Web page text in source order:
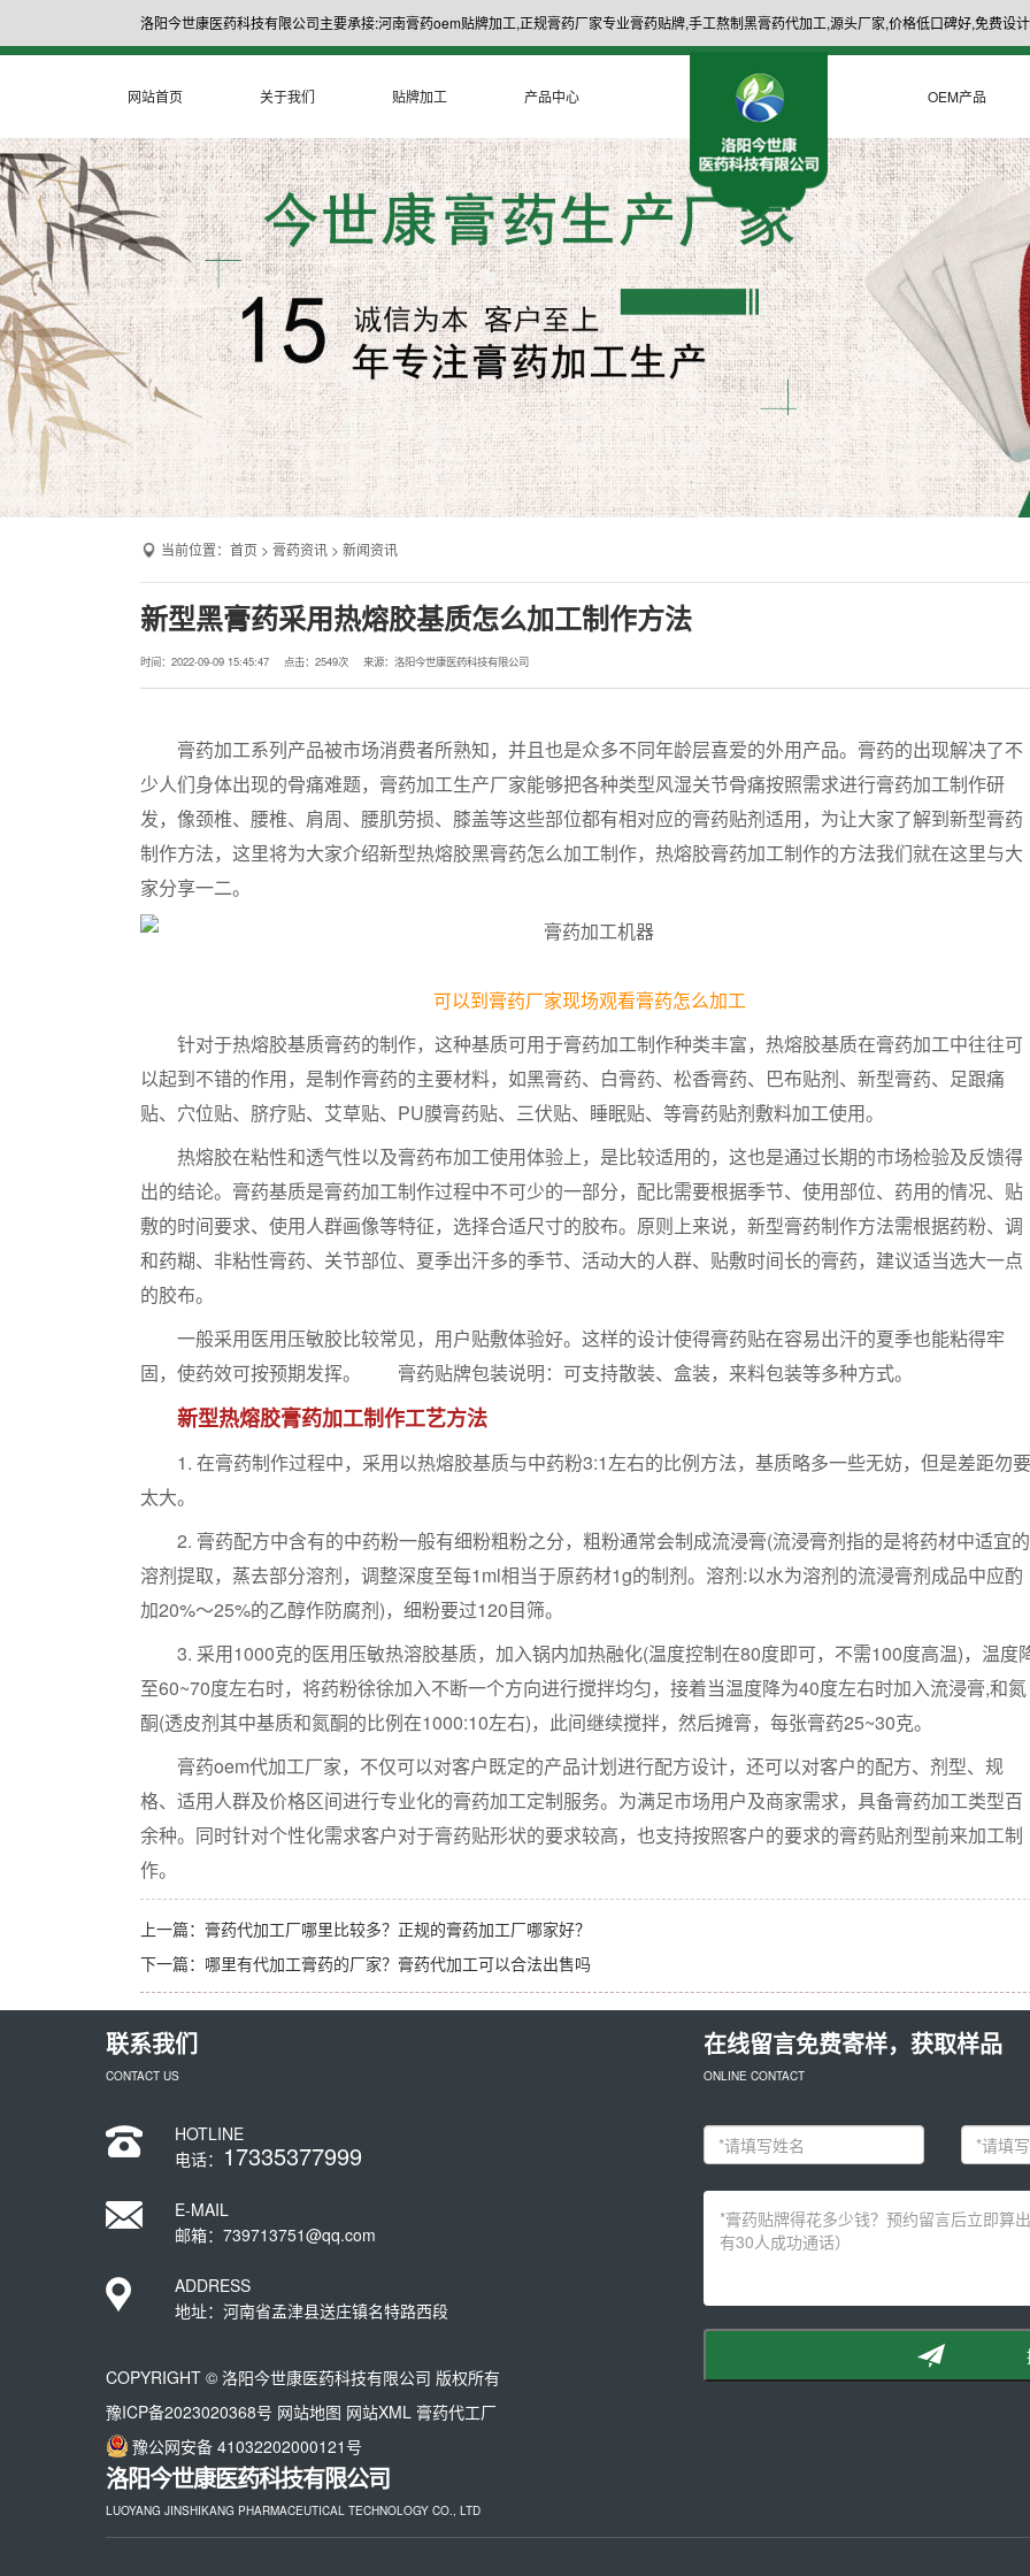
洛阳今世康医药科技有限公司主要承接:河南膏药oem贴牌加工,正规膏药厂家专业膏药贴牌,手工熬制黑膏药代加工,源头厂家,价格低口碑好,免费设
网站首页 关于我们 贴牌加工 产品中心 OEM产品
当前位置： 首页 > 膏药资讯 > 新闻资讯
新型黑膏药采用热熔胶基质怎么加工制作方法
时间：2022-09-09 15:45:47 点击： 2549次 来源：洛阳今世康医药科技有限公司
膏药加工系列产品被市场消费者所熟知，并且也是众多不同年龄层喜爱的外用产品。膏药的出现解决了不
少人们身体出现的骨痛难题，膏药加工生产厂家能够把各种类型风湿关节骨痛按照需求进行膏药加工制作研
发，像颈椎、腰椎、肩周、腰肌劳损、膝盖等这些部位都有相对应的膏药贴剂适用，为让大家了解到新型膏药
制作方法，这里将为大家介绍新型热熔胶黑膏药怎么加工制作，热熔胶膏药加工制作的方法我们就在这里与大
家分享一二。
可以到膏药厂家现场观看膏药怎么加工
针对于热熔胶基质膏药的制作，这种基质可用于膏药加工制作种类丰富，热熔胶基质在膏药加工中往往可
以起到不错的作用，是制作膏药的主要材料，如黑膏药、白膏药、松香膏药、巴布贴剂、新型膏药、足跟痛
贴、穴位贴、脐疗贴、艾草贴、PU膜膏药贴、三伏贴、睡眠贴、等膏药贴剂敷料加工使用。
热熔胶在粘性和透气性以及膏药布加工使用体验上，是比较适用的，这也是通过长期的市场检验及反馈得
出的结论。膏药基质是膏药加工制作过程中不可少的一部分，配比需要根据季节、使用部位、药用的情况、贴
敷的时间要求、使用人群画像等特征，选择合适尺寸的胶布。原则上来说，新型膏药制作方法需根据药粉、调
和药糊、非粘性膏药、关节部位、夏季出汗多的季节、活动大的人群、贴敷时间长的膏药，建议适当选大一点
的胶布。
一般采用医用压敏胶比较常见，用户贴敷体验好。这样的设计使得膏药贴在容易出汗的夏季也能粘得牢
固，使药效可按预期发挥。 膏药贴牌包装说明：可支持散装、盒装，来料包装等多种方式。
新型热熔胶膏药加工制作工艺方法
1. 在膏药制作过程中，采用以热熔胶基质与中药粉3:1左右的比例方法，基质略多一些无妨，但是差距勿要
太大。
2. 膏药配方中含有的中药粉一般有细粉粗粉之分，粗粉通常会制成流浸膏(流浸膏剂指的是将药材中适宜的
溶剂提取，蒸去部分溶剂，调整深度至每1ml相当于原药材1g的制剂。溶剂:以水为溶剂的流浸膏剂成品中应酌
加20%～25%的乙醇作防腐剂)，细粉要过120目筛。
3. 采用1000克的医用压敏热溶胶基质，加入锅内加热融化(温度控制在80度即可，不需100度高温)，温度
至60~70度左右时，将药粉徐徐加入不断一个方向进行搅拌均匀，接着当温度降为40度左右时加入流浸膏,和氮
酮(透皮剂其中基质和氮酮的比例在1000:10左右)，此间继续搅拌，然后摊膏，每张膏药25~30克。
膏药oem代加工厂家，不仅可以对客户既定的产品计划进行配方设计，还可以对客户的配方、剂型、规
格、适用人群及价格区间进行专业化的膏药加工定制服务。为满足市场用户及商家需求，具备膏药加工类型百
余种。同时针对个性化需求客户对于膏药贴形状的要求较高，也支持按照客户的要求的膏药贴剂型前来加工制
作。
上一篇： 膏药代加工厂哪里比较多？正规的膏药加工厂哪家好？
下一篇： 哪里有代加工膏药的厂家？膏药代加工可以合法出售吗
联系我们
CONTACT US
HOTLINE
电话： 17335377999
E-MAIL
邮箱：739713751@qq.com
ADDRESS
地址：河南省孟津县送庄镇名特路西段
COPYRIGHT © 洛阳今世康医药科技有限公司 版权所有
豫ICP备2023020368号 网站地图 网站XML 膏药代工厂
豫公网安备 41032202000121号
在线留言免费寄样，获取样品
ONLINE CONTACT
洛阳今世康医药科技有限公司
LUOYANG JINSHIKANG PHARMACEUTICAL TECHNOLOGY CO., LTD